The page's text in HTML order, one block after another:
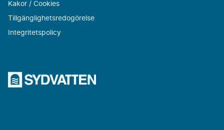
Kakor / Cookies
Tillgänglighetsredogörelse
Integritetspolicy